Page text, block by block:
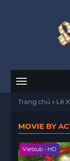
Menu
Trang chủ » Lê
MOVIE BY
Vietsub - HD